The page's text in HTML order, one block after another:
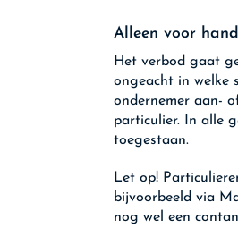
Alleen voor
Het verbod gaat
ongeacht in welke
ondernemer aan-
particulier. In alle
toegestaan.
Let op!
bijvoorbeeld via
nog wel een